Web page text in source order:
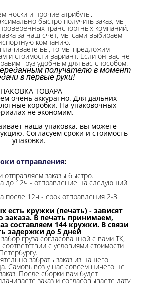
носки и прочие атрибуты.
быстро получить заказ, мы
транспортных компаний.
за наш счет, мы сами выбираем
компанию.
вы, то мы предложим
и стоимости вариант. Если он вас не
груз удобным для вас способом.
получателю в момент
в первые руки!
ТОВАРА
очень аккуратно. Для дальних
коробки. На упаковочных
не экономим.
наша упаковка, вы можете
Согласуем сроки и стоимость
упаковки.
отправления:
отправляем заказы быстро.
до 12ч - отправление на следующий
после 12ч - срок отправления 2-3
есть кружки (печать) - зависят
заказа. В печать принимаем,
составляем 144 кружки. В связи
задержки до 5 дней
груза согласованной с вами ТК,
с условиями стоимости
забрать заказ из нашего
Самовывоз у нас совсем ничего не
После сборки вам будет
заказ и согласовываете дату